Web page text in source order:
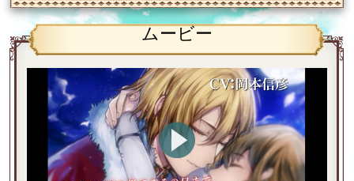
ムービー